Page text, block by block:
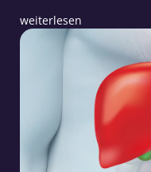
weiterlesen